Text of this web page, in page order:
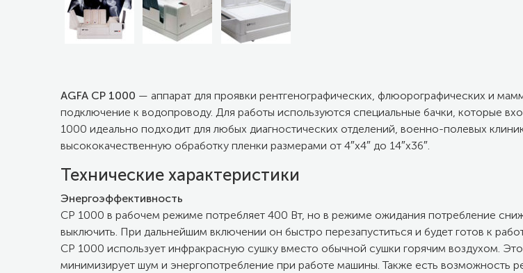
AGFA CP 1000 — аппарат для проявки рентгенографических, флюорографических и
подключение к водопроводу. Для работы используются специальные бачки, которые
1000 идеально подходит для любых диагностических отделений, военно-полевых
высококачественную обработку пленки размерами от 4″х4″ до 14″х36″.
Технические характеристики
Энергоэффективность
CP 1000 в рабочем режиме потребляет 400 Вт, но в режиме ожидания потребление
выключить. При дальнейшим включении он быстро перезапуститься и будет готов к
CP 1000 использует инфракрасную сушку вместо обычной сушки горячим воздухом.
минимизирует шум и энергопотребление при работе машины. Также есть возможность